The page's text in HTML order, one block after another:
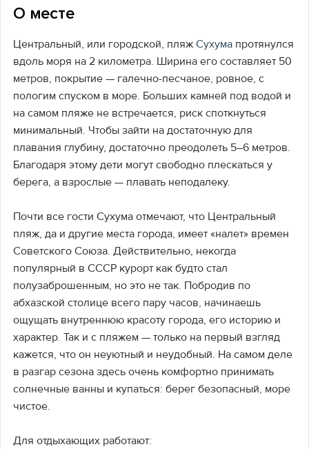
О месте
Центральный, или городской, пляж Сухума протянулся
вдоль моря на 2 километра. Ширина его составляет 50
метров, покрытие — галечно-песчаное, ровное, с
пологим спуском в море. Больших камней под водой и
на самом пляже не встречается, риск споткнуться
минимальный. Чтобы зайти на достаточную для
плавания глубину, достаточно преодолеть 5–6 метров.
Благодаря этому дети могут свободно плескаться у
берега, а взрослые — плавать неподалеку.
Почти все гости Сухума отмечают, что Центральный
пляж, да и другие места города, имеет «налет» времен
Советского Союза. Действительно, некогда
популярный в СССР курорт как будто стал
полузаброшенным, но это не так. Побродив по
абхазской столице всего пару часов, начинаешь
ощущать внутреннюю красоту города, его историю и
характер. Так и с пляжем — только на первый взгляд
кажется, что он неуютный и неудобный. На самом деле
в разгар сезона здесь очень комфортно принимать
солнечные ванны и купаться: берег безопасный, море
чистое.
Для отдыхающих работают: